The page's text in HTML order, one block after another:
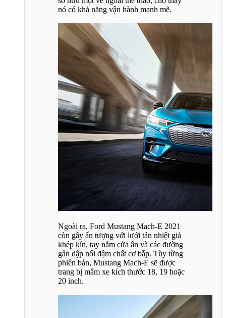
nó có khả năng vận hành mạnh mẽ.
Ngoài ra, Ford Mustang Mach-E 2021
còn gây ấn tượng với lưới tản nhiệt giả
khép kín, tay nắm cửa ẩn và các đường
gân dập nổi đậm chất cơ bắp. Tùy từng
phiên bản, Mustang Mach-E sẽ được
trang bị mâm xe kích thước 18, 19 hoặc
20 inch.